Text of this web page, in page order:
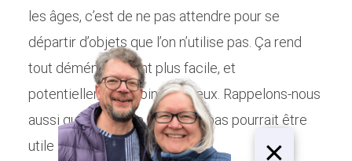
les âges, c’est de ne pas attendre pour se
départir d’objets que l’on n’utilise pas. Ça rend
tout déménagement plus facile, et
potentiellement moins coûteux. Rappelons-nous
aussi que ce qui ne nous sert pas pourrait être
utile à quelqu’un d’autre.
×